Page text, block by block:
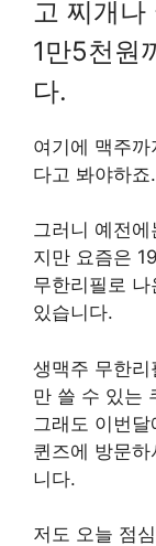
고 찌개나
1만5천원
다.
여기에 맥주
다고 봐야하죠.
그러니 예전
지만 요즘은
무한리필로
있습니다.
생맥주 무한
만 쓸 수 있는
그래도 이번
퀸즈에 방문
니다.
저도 오늘 점